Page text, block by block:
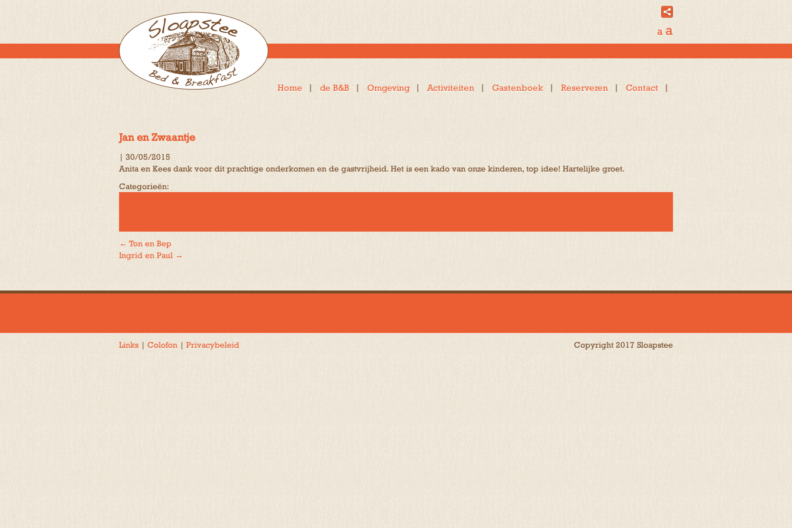
a a
Home de B&B Omgeving Activiteiten Gastenboek Reserveren Contact
Jan en Zwaantje
| 30/05/2015
Anita en Kees dank voor dit prachtige onderkomen en de gastvrijheid. Het is een kado van onze kinderen, top idee! Hartelijke groet.
Categorieën:
Bericht
navigatie
← Ton en Bep
Ingrid en Paul →
Links | Colofon | Privacybeleid Copyright 2017 Sloapstee